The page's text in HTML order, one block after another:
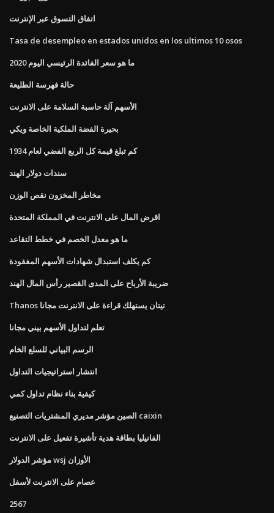
اتفاق التسوق عبر الإنترنت
Tasa de desempleo en estados unidos en los ultimos 10 osos
ما هو سعر الفائدة الرئيسي اليوم 2020
حالة فهرسة الطليعة
الأسهم آلة حاسبة السلامة على الانترنت
بحيرة الفضة الملكية الخاصة ويكي
كم تبلغ قيمة كل الربع الفضي لعام 1934
سندات دولار الهند
مخاطر المخزون نقص الوزن
اقرض المال على الانترنت في المملكة المتحدة
ما هو معدل الخصم في خطط التقاعد
كم يكلف استبدال شهادات الأسهم المفقودة
ضريبة الأرباح على المدى القصير رأس المال الهند
Thanos تيتان يستهلك قراءة على الانترنت مجانا
تعلم لتداول الأسهم بيني مجانا
الرسم البياني للسلع الخام
انتشار استراتيجيات التداول
كيفية بناء نظام تداول كمي
الصين مؤشر مديري المشتريات التصنيع caixin
الفانيليا بطاقة هدية تأشيرة تفعيل على الانترنت
مؤشر الدولار wsj الأوزان
عصام على الانترنت لأسفل
2567